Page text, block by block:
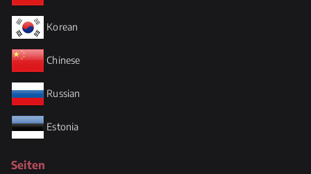
Korean
Chinese
Russian
Estonia
Seiten